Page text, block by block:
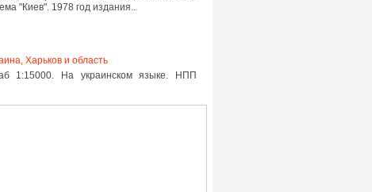
"Киев". 1978 год издания..
Харьков и область
1:15000. На украинском языке. НПП